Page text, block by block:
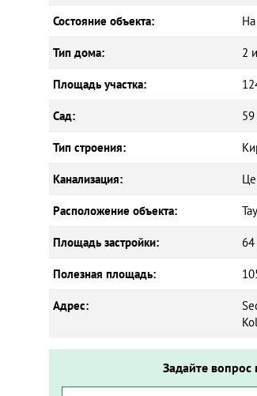
Состояние объекта: На
Тип дома: 2
Площадь участка:
Сад:
Тип строения:
Канализация:
Расположение объекта:
Площадь застройки:
Полезная площадь:
Адрес:
Задайте вопрос